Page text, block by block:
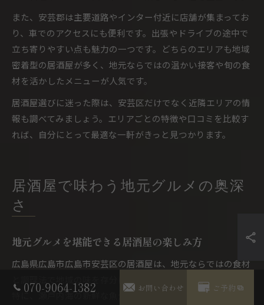
また、安芸郡は主要道路やインター付近に店舗が集まってお
り、車でのアクセスにも便利です。出張やドライブの途中で
立ち寄りやすい点も魅力の一つです。どちらのエリアも地域
密着型の居酒屋が多く、地元ならではの温かい接客や旬の食
材を活かしたメニューが人気です。
居酒屋選びに迷った際は、安芸区だけでなく近隣エリアの情
報も調べてみましょう。エリアごとの特徴や口コミを比較す
れば、自分にとって最適な一軒がきっと見つかります。
居酒屋で味わう地元グルメの奥深
さ
地元グルメを堪能できる居酒屋の楽しみ方
広島県広島市広島市安芸区の居酒屋は、地元ならではの食材
と調理法で地域の味を存分に楽しめる点が大きな魅力です。
特に、瀬戸内海の新鮮な魚介類や旬の野菜、地元で親しまれ
070-9064-1382 お問い合わせ ご予約